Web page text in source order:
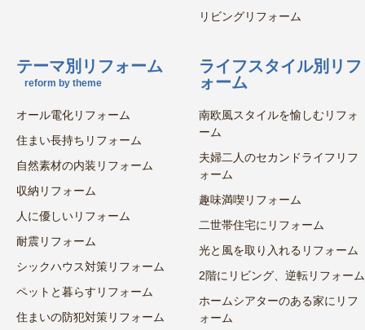
リビングリフォーム
テーマ別リフォーム
reform by theme
オール電化リフォーム
住まい長持ちリフォーム
自然素材の内装リフォーム
収納リフォーム
人に優しいリフォーム
耐震リフォーム
シックハウス対策リフォーム
ペットと暮らすリフォーム
住まいの防犯対策リフォーム
ライフスタイル別リフ
ォーム
南欧風スタイルを愉しむリフォ
ーム
夫婦二人のセカンドライフリフ
ォーム
趣味満喫リフォーム
二世帯住宅にリフォーム
光と風を取り入れるリフォーム
2階にリビング、逆転リフォーム
ホームシアターのある家にリフ
ォーム